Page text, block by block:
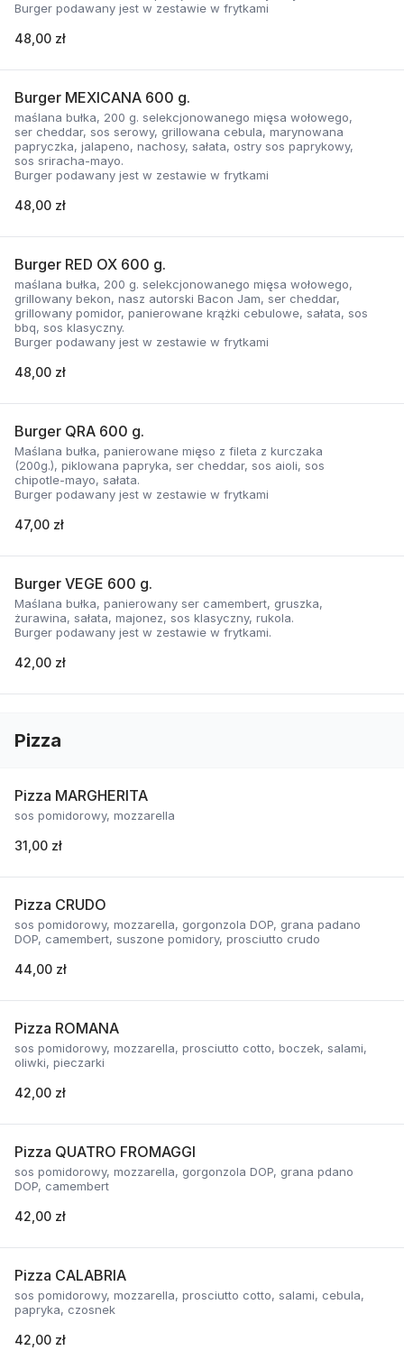
Burger podawany jest w zestawie w frytkami
48,00 zł
Burger MEXICANA 600 g.
maślana bułka, 200 g. selekcjonowanego mięsa wołowego,
ser cheddar, sos serowy, grillowana cebula, marynowana
papryczka, jalapeno, nachosy, sałata, ostry sos paprykowy,
sos sriracha-mayo.
Burger podawany jest w zestawie w frytkami
48,00 zł
Burger RED OX 600 g.
maślana bułka, 200 g. selekcjonowanego mięsa wołowego,
grillowany bekon, nasz autorski Bacon Jam, ser cheddar,
grillowany pomidor, panierowane krążki cebulowe, sałata, sos
bbq, sos klasyczny.
Burger podawany jest w zestawie w frytkami
48,00 zł
Burger QRA 600 g.
Maślana bułka, panierowane mięso z fileta z kurczaka
(200g.), piklowana papryka, ser cheddar, sos aioli, sos
chipotle-mayo, sałata.
Burger podawany jest w zestawie w frytkami
47,00 zł
Burger VEGE 600 g.
Maślana bułka, panierowany ser camembert, gruszka,
żurawina, sałata, majonez, sos klasyczny, rukola.
Burger podawany jest w zestawie w frytkami.
42,00 zł
Pizza
Pizza MARGHERITA
sos pomidorowy, mozzarella
31,00 zł
Pizza CRUDO
sos pomidorowy, mozzarella, gorgonzola DOP, grana padano
DOP, camembert, suszone pomidory, prosciutto crudo
44,00 zł
Pizza ROMANA
sos pomidorowy, mozzarella, prosciutto cotto, boczek, salami,
oliwki, pieczarki
42,00 zł
Pizza QUATRO FROMAGGI
sos pomidorowy, mozzarella, gorgonzola DOP, grana pdano
DOP, camembert
42,00 zł
Pizza CALABRIA
sos pomidorowy, mozzarella, prosciutto cotto, salami, cebula,
papryka, czosnek
42,00 zł